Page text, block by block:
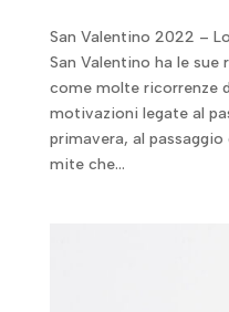
San Valentino 2022 –
San Valentino ha le
come molte ricorrenze
motivazioni legate al
primavera, al
mite che...